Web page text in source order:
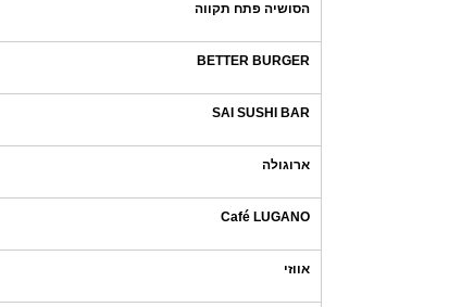
הסושיה פתח תקווה
BETTER BURGER
SAI SUSHI BAR
ארוגולה
Café LUGANO
אווזי